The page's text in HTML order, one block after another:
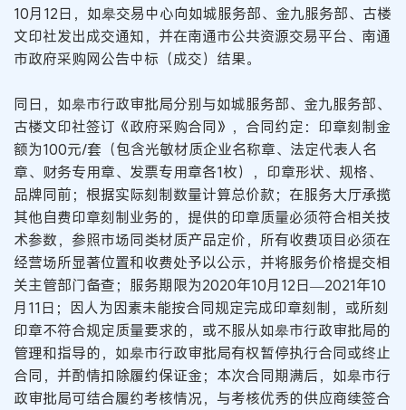
10月12日，如皋交易中心向如城服务部、金九服务部、古楼
文印社发出成交通知，并在南通市公共资源交易平台、南通
市政府采购网公告中标（成交）结果。
同日，如皋市行政审批局分别与如城服务部、金九服务部、
古楼文印社签订《政府采购合同》，合同约定：印章刻制金
额为100元/套（包含光敏材质企业名称章、法定代表人名
章、财务专用章、发票专用章各1枚），印章形状、规格、
品牌同前；根据实际刻制数量计算总价款；在服务大厅承揽
其他自费印章刻制业务的，提供的印章质量必须符合相关技
术参数，参照市场同类材质产品定价，所有收费项目必须在
经营场所显著位置和收费处予以公示，并将服务价格提交相
关主管部门备查；服务期限为2020年10月12日—2021年10
月11日；因人为因素未能按合同规定完成印章刻制，或所刻
印章不符合规定质量要求的，或不服从如皋市行政审批局的
管理和指导的，如皋市行政审批局有权暂停执行合同或终止
合同，并酌情扣除履约保证金；本次合同期满后，如皋市行
政审批局可结合履约考核情况，与考核优秀的供应商续签合